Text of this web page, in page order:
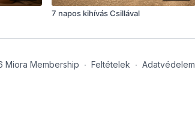
7 napos kihívás Csillával
Miora Membership ∙ Feltételek ∙ Adatvédelem